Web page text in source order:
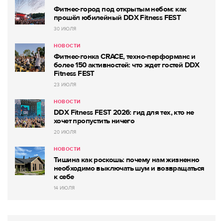
Фитнес-город под открытым небом: как
прошёл юбилейный DDX Fitness FEST
30 ИЮЛЯ
НОВОСТИ
Фитнес-гонка CRACE, техно-перформанс и
более 150 активностей: что ждет гостей DDX
Fitness FEST
23 ИЮЛЯ
НОВОСТИ
DDX Fitness FEST 2026: гид для тех, кто не
хочет пропустить ничего
20 ИЮЛЯ
НОВОСТИ
Тишина как роскошь: почему нам жизненно
необходимо выключать шум и возвращаться
к себе
14 ИЮЛЯ